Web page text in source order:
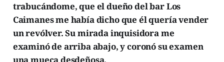
trabucándome, que el dueño del bar Los
Caimanes me había dicho que él quería vender
un revólver. Su mirada inquisidora me
examinó de arriba abajo, y coronó su examen